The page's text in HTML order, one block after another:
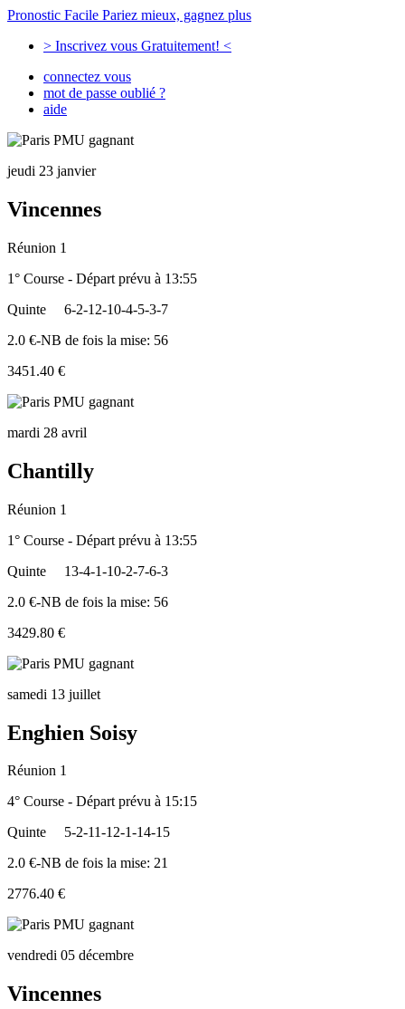
Pronostic Facile Pariez mieux, gagnez plus
> Inscrivez vous Gratuitement! <
connectez vous
mot de passe oublié ?
aide
jeudi 23 janvier
Vincennes
Réunion 1
1° Course - Départ prévu à 13:55
Quinte
6-2-12-10-4-5-3-7
2.0 €-NB de fois la mise: 56
3451.40 €
mardi 28 avril
Chantilly
Réunion 1
1° Course - Départ prévu à 13:55
Quinte
13-4-1-10-2-7-6-3
2.0 €-NB de fois la mise: 56
3429.80 €
samedi 13 juillet
Enghien Soisy
Réunion 1
4° Course - Départ prévu à 15:15
Quinte
5-2-11-12-1-14-15
2.0 €-NB de fois la mise: 21
2776.40 €
vendredi 05 décembre
Vincennes